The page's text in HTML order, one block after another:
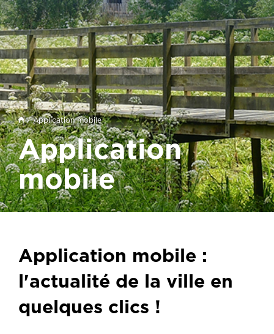
/ Application mobile
Application
mobile
Application mobile :
l'actualité de la ville en
quelques clics !